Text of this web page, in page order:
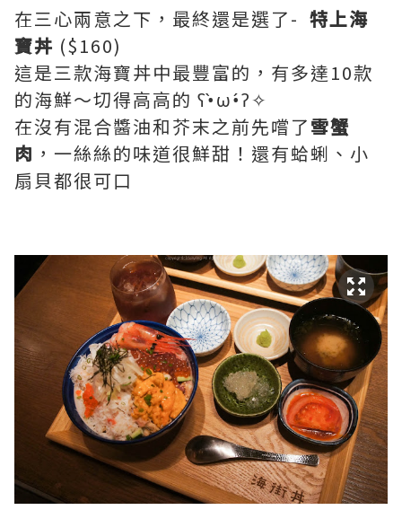
在三心兩意之下，最終還是選了- 特上海
寶丼 ($160)
這是三款海寶丼中最豐富的，有多達10款
的海鮮～切得高高的 ʕ•̀ω•́ʔ✧
在沒有混合醬油和芥末之前先嚐了雪蟹
肉 ，一絲絲的味道很鮮甜！還有蛤蜊、小
扇貝都很可口